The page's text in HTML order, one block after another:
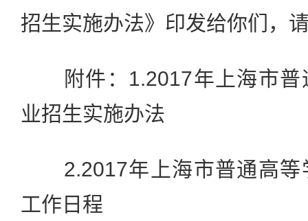
招生实施办法》印发给你们，
附件：1.2017年上海市普
业招生实施办法
2.2017年上海市普通高等
工作日程